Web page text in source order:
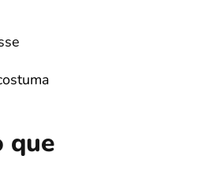
que